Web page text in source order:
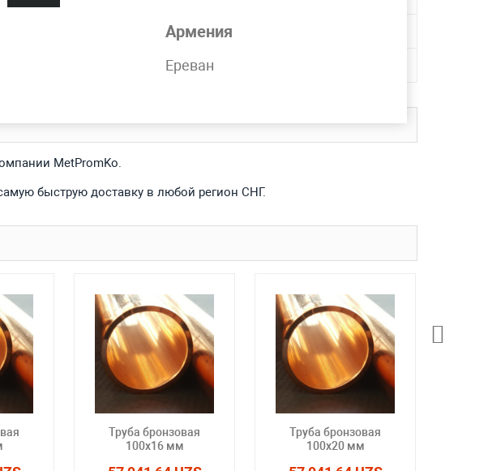
Армения
Ереван
MetPromKo.
быструю доставку в любой регион СНГ.
Труба бронзовая
100x16 мм
Труба бронзовая
100x20 мм